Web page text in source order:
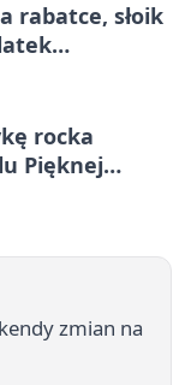
rabatce, słoik
rocka
Pięknej
zmian na